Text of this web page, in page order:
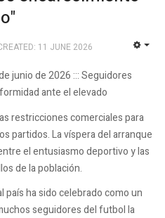
11 JUNE 2026
junio de 2026 ::: Seguidores
ante el elevado
restricciones comerciales para
partidos. La víspera del arranque
el entusiasmo deportivo y las
de la población.
ha sido celebrado como un
seguidores del futbol la